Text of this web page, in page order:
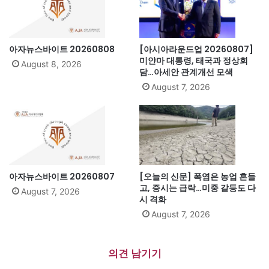
아자뉴스바이트 20260808
August 8, 2026
[아시아라운드업 20260807]
미얀마 대통령, 태국과 정상회
담…아세안 관계개선 모색
August 7, 2026
아자뉴스바이트 20260807
August 7, 2026
[오늘의 신문] 폭염은 농업 흔들
고, 증시는 급락…미중 갈등도 다
시 격화
August 7, 2026
의견 남기기